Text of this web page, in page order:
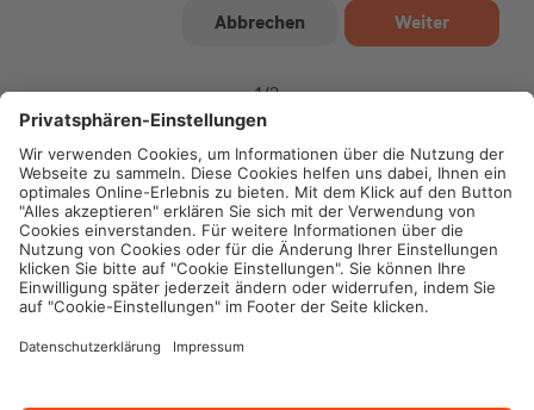
1/2
Impressum
Datenschutz
Cookie-Einstellungen